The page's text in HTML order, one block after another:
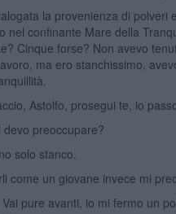
la provenienza di polveri
nel confinante Mare della
Cinque forse? Non avevo
ma ero stanchissimo,
Astolfo, prosegui te, io
devo preoccupare?
solo stanco.
come un giovane invece mi
pure avanti, io mi fermo un